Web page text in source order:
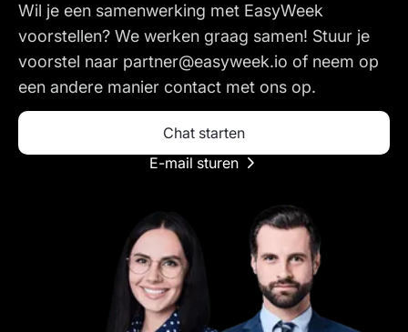
Wil je een samenwerking met EasyWeek
voorstellen? We werken graag samen! Stuur je
voorstel naar partner@easyweek.io of neem op
een andere manier contact met ons op.
Chat starten
E-mail sturen